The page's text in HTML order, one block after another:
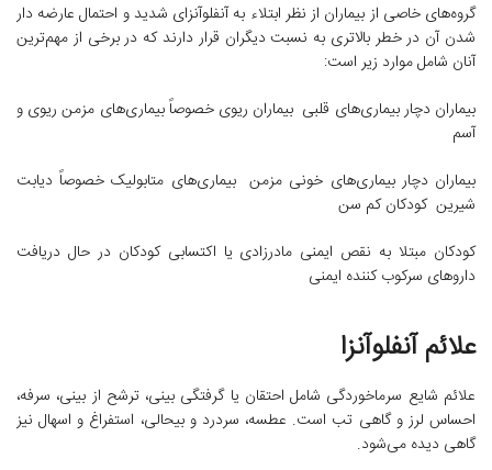
گروه‌های خاصی از بیماران از نظر ابتلاء به آنفلوآنزای شدید و احتمال عارضه دار
شدن آن در خطر بالاتری به نسبت دیگران قرار دارند که در برخی از مهم‌ترین
آنان شامل موارد زیر است:
بیماران دچار بیماری‌های قلبی بیماران ریوی خصوصاً بیماری‌های مزمن ریوی و
آسم
بیماران دچار بیماری‌های خونی مزمن بیماری‌های متابولیک خصوصاً دیابت
شیرین کودکان کم سن
کودکان مبتلا به نقص ایمنی مادرزادی یا اکتسابی کودکان در حال دریافت
داروهای سرکوب کننده ایمنی
علائم آنفلوآنزا
علائم شایع سرماخوردگی شامل احتقان یا گرفتگی بینی، ترشح از بینی، سرفه،
احساس لرز و گاهی تب است. عطسه، سردرد و بیحالی، استفراغ و اسهال نیز
گاهی دیده می‌شود.